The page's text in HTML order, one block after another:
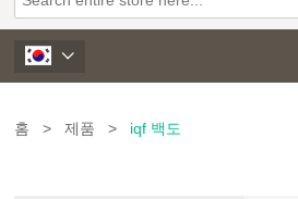

홈 > 제품 > iqf 백도